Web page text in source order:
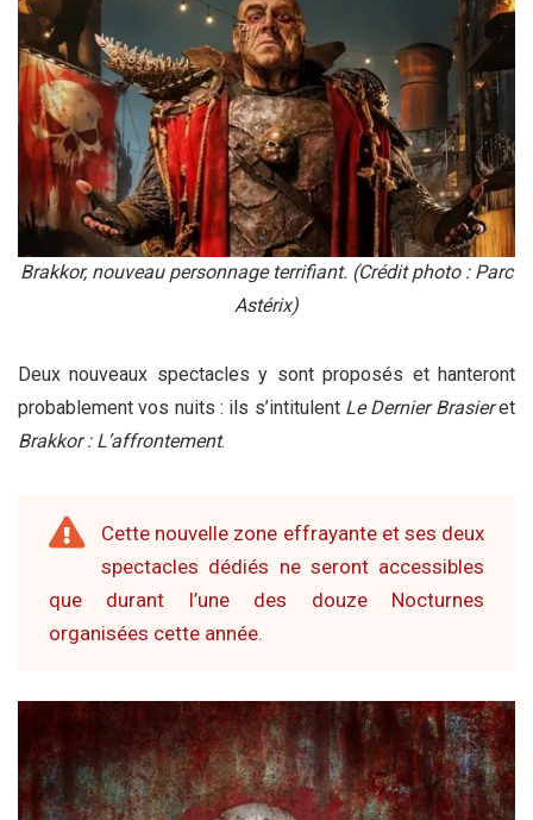
Brakkor, nouveau personnage terrifiant. (Crédit photo : Parc
Astérix)
Deux nouveaux spectacles y sont proposés et hanteront
probablement vos nuits : ils s’intitulent Le Dernier Brasieret
Brakkor : L’affrontement.
Cette nouvelle zone effrayante et ses deux
spectacles dédiés ne seront accessibles
que durant l’une des douze Nocturnes
organisées cette année.